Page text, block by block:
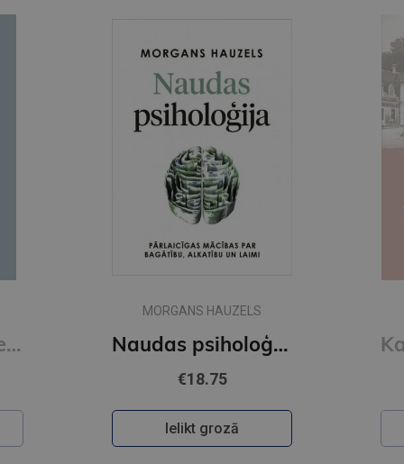
Read People Like a Book : How to Analyze, Understand, and Predict People's Emotions, Thoughts, Inten
MORGANS HAUZELS
Naudas psiholoģija
€18.75
Ielikt grozā